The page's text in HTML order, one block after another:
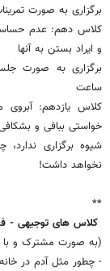
برگزاری به صورت تمرینات
کلاس دهم: عدم
و ایراد بستن به آنها
برگزاری به صورت
ساعت
کلاس یازدهم:
خواستی ببافی و
شیوه برگزاری
نخواهد داشت!
**
کلاس های توجیهی -
(به صورت مشترک و با
- چطور مثل آدم در